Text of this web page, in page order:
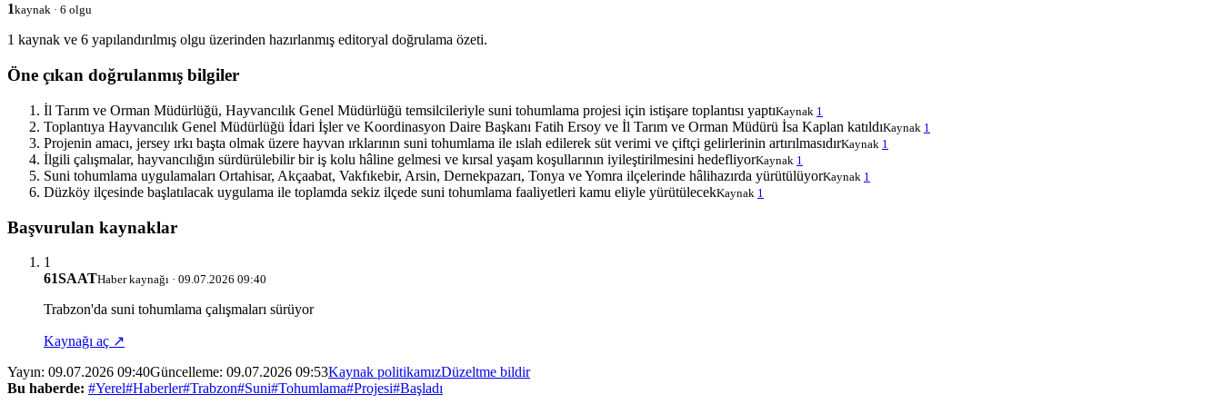
1kaynak · 6 olgu
1 kaynak ve 6 yapılandırılmış olgu üzerinden hazırlanmış editoryal doğrulama özeti.
Öne çıkan doğrulanmış bilgiler
İl Tarım ve Orman Müdürlüğü, Hayvancılık Genel Müdürlüğü temsilcileriyle suni tohumlama projesi için istişare toplantısı yaptıKaynak 1
Toplantıya Hayvancılık Genel Müdürlüğü İdari İşler ve Koordinasyon Daire Başkanı Fatih Ersoy ve İl Tarım ve Orman Müdürü İsa Kaplan katıldıKaynak 1
Projenin amacı, jersey ırkı başta olmak üzere hayvan ırklarının suni tohumlama ile ıslah edilerek süt verimi ve çiftçi gelirlerinin artırılmasıdırKaynak 1
İlgili çalışmalar, hayvancılığın sürdürülebilir bir iş kolu hâline gelmesi ve kırsal yaşam koşullarının iyileştirilmesini hedefliyorKaynak 1
Suni tohumlama uygulamaları Ortahisar, Akçaabat, Vakfıkebir, Arsin, Dernekpazarı, Tonya ve Yomra ilçelerinde hâlihazırda yürütülüyorKaynak 1
Düzköy ilçesinde başlatılacak uygulama ile toplamda sekiz ilçede suni tohumlama faaliyetleri kamu eliyle yürütülecekKaynak 1
Başvurulan kaynaklar
1
61SAATHaber kaynağı · 09.07.2026 09:40
Trabzon'da suni tohumlama çalışmaları sürüyor
Kaynağı aç ↗
Yayın: 09.07.2026 09:40Güncelleme: 09.07.2026 09:53Kaynak politikamızDüzeltme bildir
Bu haberde: #Yerel#Haberler#Trabzon#Suni#Tohumlama#Projesi#Başladı